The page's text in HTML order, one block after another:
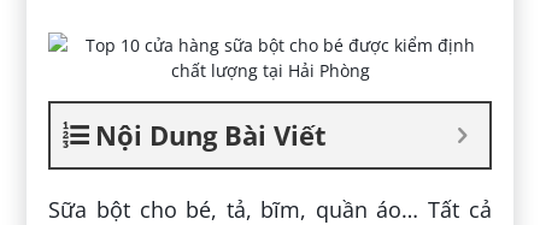
Nội Dung Bài Viết
Sữa bột cho bé, tả, bĩm, quần áo… Tất cả